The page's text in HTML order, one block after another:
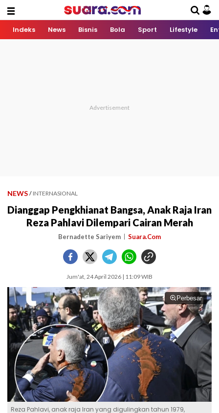
Indeks News Bisnis Bola Sport Lifestyle
NEWS / INTERNASIONAL
Dianggap Pengkhianat Bangsa, Anak Raja Iran
Reza Pahlavi Dilempari Cairan Merah
Bernadette Sariyem Suara.Com
Jum'at, 24 April 2026 | 11:09 WIB
Perbesar
Reza Pahlavi, anak raja Iran yang digulingkan tahun 1979,